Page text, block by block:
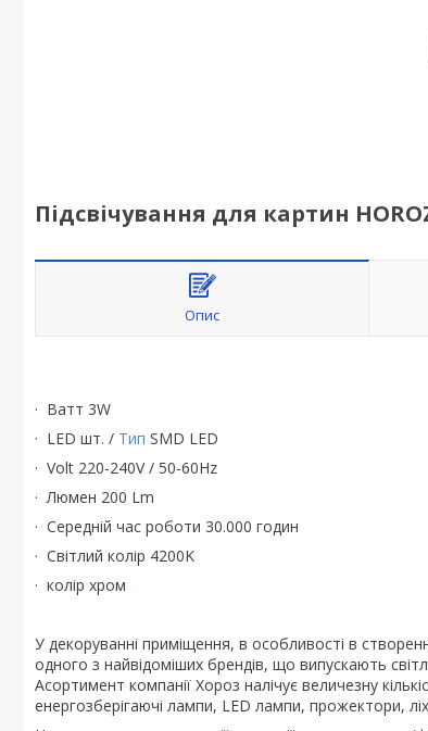
Підсвічування для картин
Опис
· Bатт 3W
· LED шт. / Тип SMD LED
· Volt 220-240V / 50-60Hz
· Люмен 200 Lm
· Середній час роботи 30.000 годин
· Світлий колір 4200K
· колір хром
У декоруванні приміщення, в особливості в
одного з найвідоміших брендів, що випускають
Асортимент компанії Хороз налічує величезну
енергозберігаючі лампи, LED лампи, прожектори,